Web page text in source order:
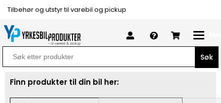
Tilbehør og utstyr til varebil og pickup
Search
for:
Finn produkter til din bil her: